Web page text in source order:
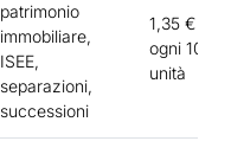
patrimonio
immobiliare,
ISEE,
separazioni,
successioni
1,35 €
ogni 10
unità